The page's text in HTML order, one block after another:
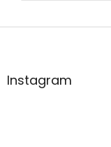
Z
aInstagram